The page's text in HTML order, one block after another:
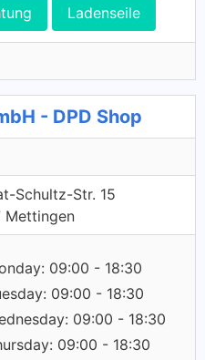
Ladenseile
- DPD Shop
Schultz-Str. 15
Mettingen
09:00 - 18:30
09:00 - 18:30
09:00 - 18:30
09:00 - 18:30